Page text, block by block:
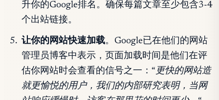
升你的Google排名。确保每篇文章至少包含3-4
个出站链接。
让你的网站快速加载。Google已在他们的网站
管理员博客中表示，页面加载时间是他们在评
估你网站时会查看的信号之一： “更快的网站造
就更愉悦的用户，我们的内部研究表明，当网